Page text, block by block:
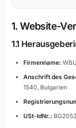
1. Website-
1.1
Firmenname:
Anschrift des
1540, Bulgarien
USt-IdNr.: